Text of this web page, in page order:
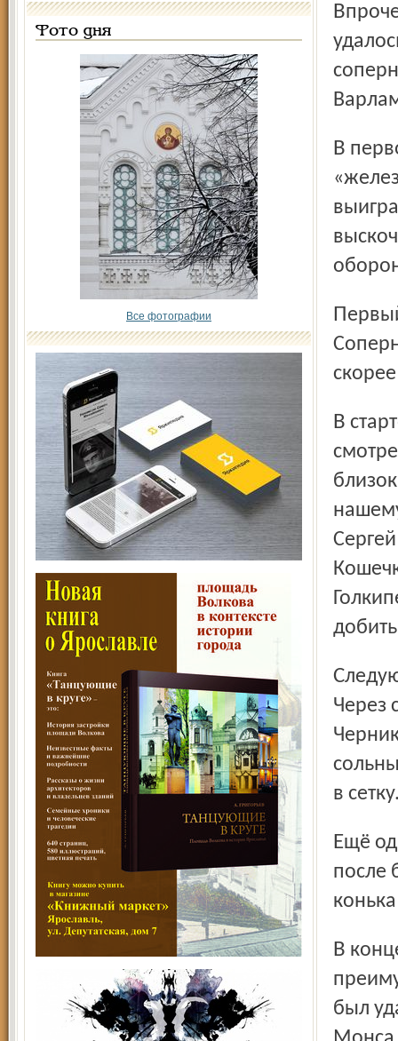
Фото дня
Все фотографии
Впрочем, реализовать большинство «Северстали» не
В первом периоде шанс отличиться был у
Первый период оказался небогат на опасные моменты.
В стартовом отрезке второй двадцатиминутки ярче
Следующего гола зрителям долго ждать не пришлось.
Через
в
Ещё один опасный эпизод у ворот «Северстали» возник
после
В конце поединка «сталевары» получили численное
был